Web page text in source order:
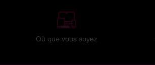
Où que vous soyez